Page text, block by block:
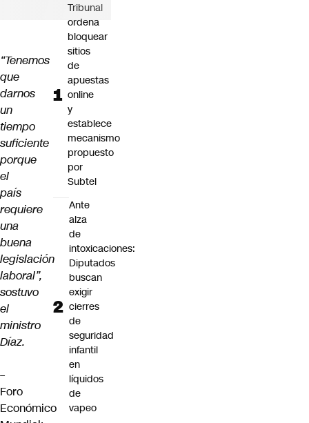
“Tenemos
que
darnos
un
tiempo
suficiente
porque
el
país
requiere
una
buena
legislación
laboral”,
sostuvo
el
ministro
Díaz.
–
Foro
Económico
Tribunal
ordena
bloquear
sitios
de
apuestas
online
y
establece
mecanismo
propuesto
por
Subtel
Ante
alza
de
intoxicaciones:
Diputados
buscan
exigir
cierres
de
seguridad
infantil
en
líquidos
de
vapeo